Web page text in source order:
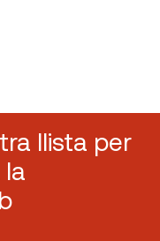
llista per